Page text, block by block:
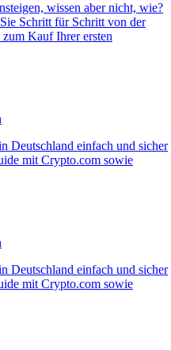
wissen aber nicht, wie?
Schritt für Schritt von der
Kauf Ihrer ersten
Deutschland einfach und sicher
mit Crypto.com sowie
Deutschland einfach und sicher
mit Crypto.com sowie